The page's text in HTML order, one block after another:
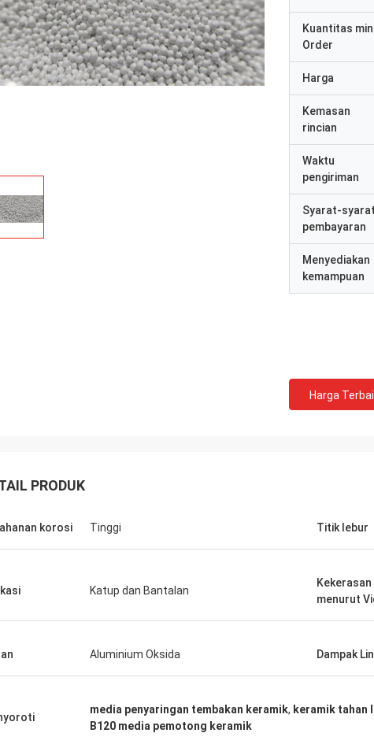
Kuantitas min
Order
Harga
Kemasan
rincian
Waktu
pengiriman
Syarat-syarat
pembayaran
Menyediakan
kemampuan
Harga
PRODUK
korosi Tinggi Titik lebur
Katup dan Bantalan
Kekerasan
menurut
Aluminium Oksida Dampak
media penyaringan tembakan keramik, keramik tahan
B120 media pemotong keramik